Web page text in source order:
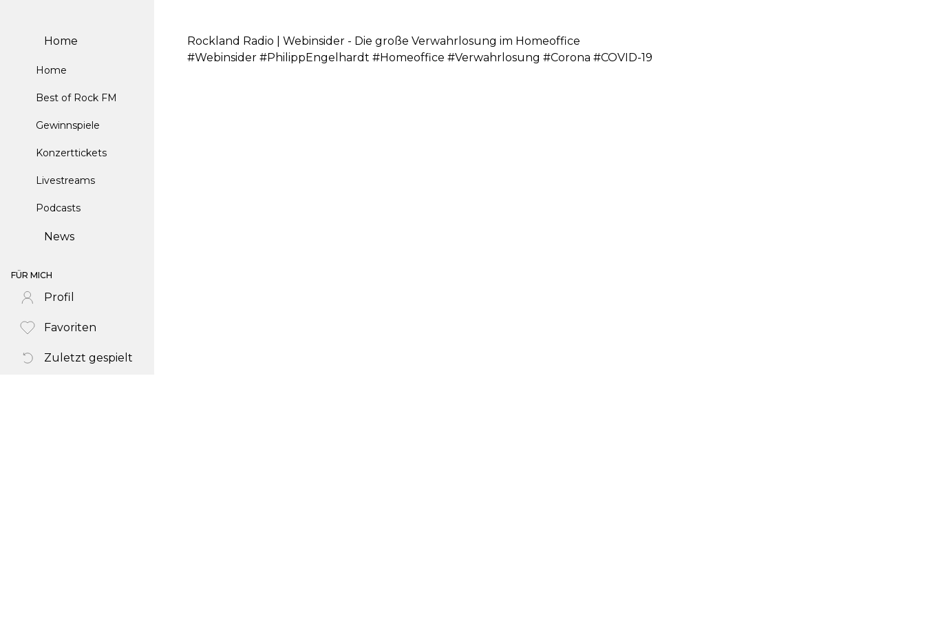
Home
Home
Best of Rock FM
Gewinnspiele
Konzerttickets
Livestreams
Podcasts
News
FÜR MICH
Profil
Favoriten
Zuletzt gespielt
Rockland Radio | Webinsider - Die große Verwahrlosung im Homeoffice
#Webinsider #PhilippEngelhardt #Homeoffice #Verwahrlosung #Corona #COVID-19